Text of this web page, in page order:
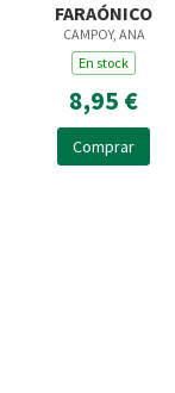
FARAÓNICO
CAMPOY, ANA
En stock
8,95 €
Comprar